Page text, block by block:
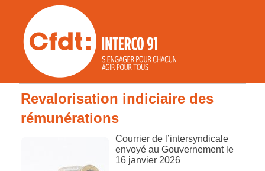
Revalorisation indiciaire des
rémunérations
Courrier de l’intersyndicale
envoyé au Gouvernement le
16 janvier 2026